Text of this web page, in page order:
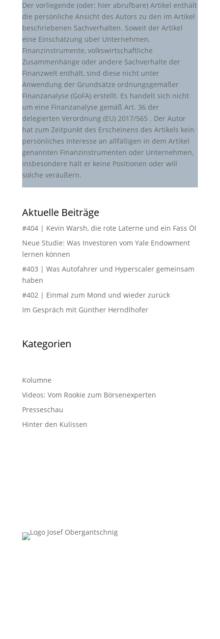
Der vorliegende (oder: hier abrufbare) Artikel enthält
die persönliche Ansicht des Autors zu den im Artikel
beschriebenen Sachverhalten. Soweit der Artikel
eine Einschätzung über Unternehmen,
Finanzinstrumente, volkswirtschaftliche
Zusammenhänge oder andere Sachverhalte der
Finanzwelt enthält, sind diese nicht unter
Anwendung der Grundsätze ordnungsgemäßer
Finanzanalyse (GoFA) erstellt. Es handelt sich nicht
um eine Finanzanalyse gemäß Art. 36 der
delegierten Verordnung (EU) 2017/565 . Der Autor
hat zum Zeitpunkt des Erscheinens des Artikels kein
persönliches Interesse an allfälligen in dem Artikel
genannten Finanzinstrumenten oder Unternehmen,
insbesondere hält er keine Positionen oder will
solche veräußern.
Aktuelle Beiträge
#404 | Kevin Warsh, die rote Laterne und ein Fass Öl
Neue Studie: Was Investoren vom Yale Endowment
lernen können
#403 | Was Autofahrer und Hyperscaler gemeinsam
haben
#402 | Einmal zum Mond und wieder zurück
Im Gespräch mit Günther Herndlhofer
Kategorien
Kolumne
Videos: Vom Rookie zum Börsenexperten
Presseschau
Hinter den Kulissen